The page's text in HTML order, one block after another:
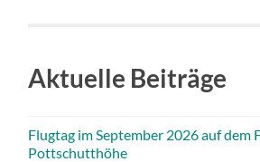
Aktuelle Beiträge
Flugtag im September 2026 auf dem
Pottschutthöhe